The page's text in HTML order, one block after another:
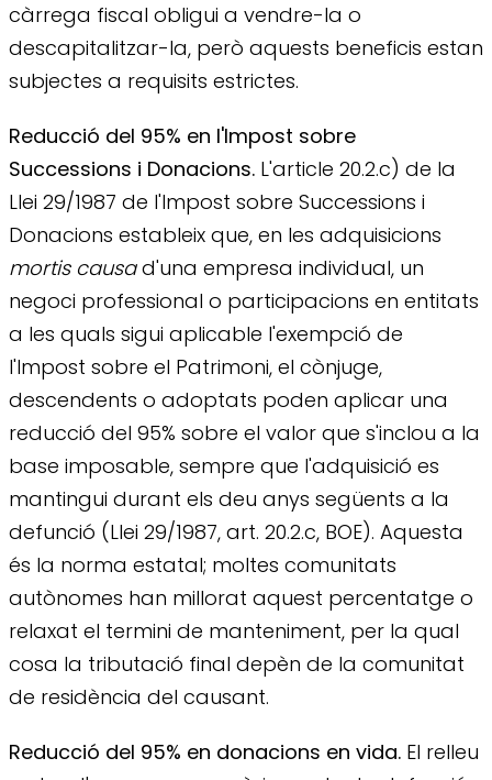
càrrega fiscal obligui a vendre-la o
descapitalitzar-la, però aquests beneficis estan
subjectes a requisits estrictes.
Reducció del 95% en l'Impost sobre
Successions i Donacions. L'article 20.2.c) de la
Llei 29/1987 de l'Impost sobre Successions i
Donacions estableix que, en les adquisicions
mortis causad'una empresa individual, un
negoci professional o participacions en entitats
a les quals sigui aplicable l'exempció de
l'Impost sobre el Patrimoni, el cònjuge,
descendents o adoptats poden aplicar una
reducció del 95% sobre el valor que s'inclou a la
base imposable, sempre que l'adquisició es
mantingui durant els deu anys següents a la
defunció (Llei 29/1987, art. 20.2.c, BOE). Aquesta
és la norma estatal; moltes comunitats
autònomes han millorat aquest percentatge o
relaxat el termini de manteniment, per la qual
cosa la tributació final depèn de la comunitat
de residència del causant.
Reducció del 95% en donacions en vida. El relleu